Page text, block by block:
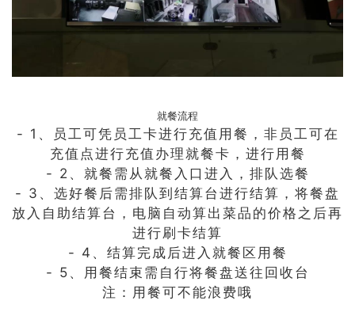
就餐流程
- 1、员工可凭员工卡进行充值用餐，非员工可在
充值点进行充值办理就餐卡，进行用餐
- 2、就餐需从就餐入口进入，排队选餐
- 3、选好餐后需排队到结算台进行结算，将餐盘
放入自助结算台，电脑自动算出菜品的价格之后再
进行刷卡结算
- 4、结算完成后进入就餐区用餐
- 5、用餐结束需自行将餐盘送往回收台
注：用餐可不能浪费哦